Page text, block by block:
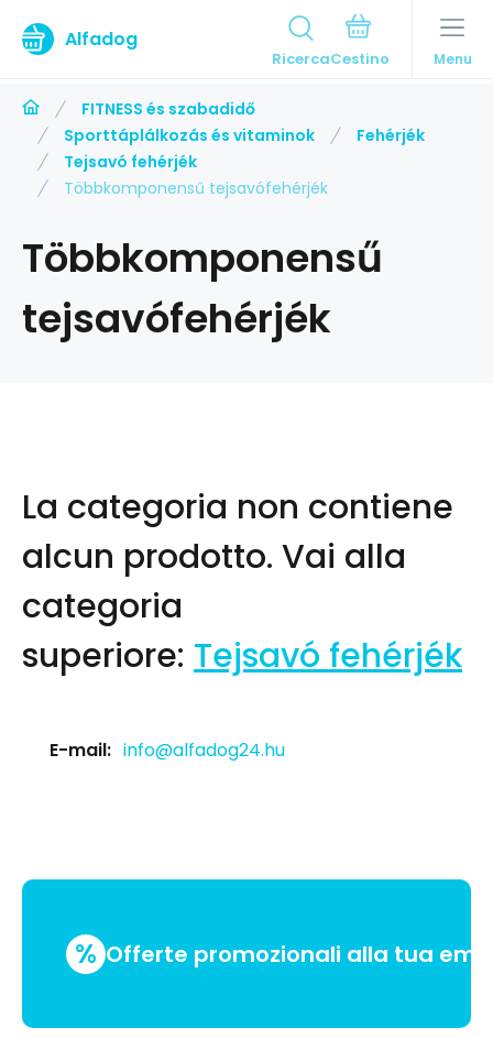
Alfadog
Ricerca Menu
FITNESS és szabadidő
Sporttáplálkozás és vitaminok
Fehérjék
Tejsavó fehérjék
Többkomponensű tejsavófehérjék
Többkomponensű
tejsavófehérjék
La categoria non contiene
alcun prodotto. Vai alla
categoria
superiore: Tejsavó fehérjék
E-mail: info@alfadog24.hu
% Offerte promozionali alla tua